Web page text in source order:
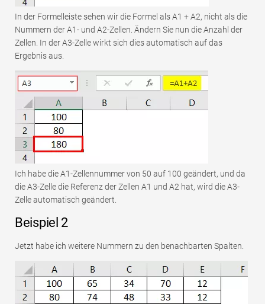
In der Formelleiste sehen wir die Formel als A1 + A2, nicht als die
Nummern der A1- und A2-Zellen. Ändern Sie nun die Anzahl der
Zellen. In der A3-Zelle wirkt sich dies automatisch auf das
Ergebnis aus.
Ich habe die A1-Zellennummer von 50 auf 100 geändert, und da
die A3-Zelle die Referenz der Zellen A1 und A2 hat, wird die A3-
Zelle automatisch geändert.
Beispiel 2
Jetzt habe ich weitere Nummern zu den benachbarten Spalten.